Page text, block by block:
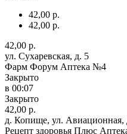
42,00 р.
42,00 р.
42,00 р.
ул. Сухаревская, д. 5
Фарм Форум Аптека №4
Закрыто
в 00:07
Закрыто
42,00 р.
д. Копище, ул. Авиационная,
Рецепт здоровья Плюс